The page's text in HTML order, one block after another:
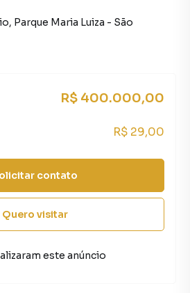
, Parque Maria Luiza - São
R$ 400.000,00
R$ 29,00
contato
Quero visitar
este anúncio